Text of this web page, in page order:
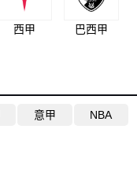
西甲 巴西甲
意甲 NBA